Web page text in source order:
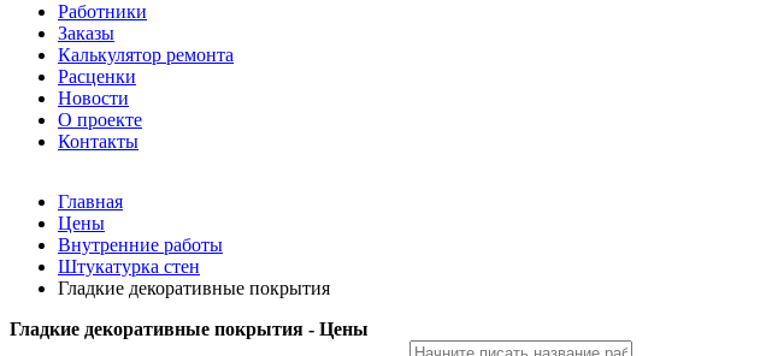
Работники
Заказы
Калькулятор ремонта
Расценки
Новости
О проекте
Контакты
Главная
Цены
Внутренние работы
Штукатурка стен
Гладкие декоративные покрытия
Гладкие декоративные покрытия - Цены